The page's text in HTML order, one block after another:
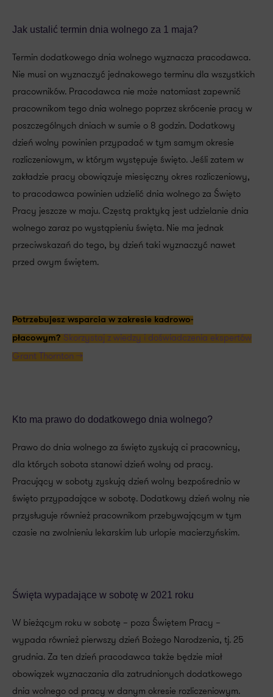
Jak ustalić termin dnia wolnego za 1 maja?
Termin dodatkowego dnia wolnego wyznacza pracodawca.
Nie musi on wyznaczyć jednakowego terminu dla wszystkich
pracowników. Pracodawca nie może natomiast zapewnić
pracownikom tego dnia wolnego poprzez skrócenie pracy w
poszczególnych dniach w sumie o 8 godzin. Dodatkowy
dzień wolny powinien przypadać w tym samym okresie
rozliczeniowym, w którym występuje święto. Jeśli zatem w
zakładzie pracy obowiązuje miesięczny okres rozliczeniowy,
to pracodawca powinien udzielić dnia wolnego za Święto
Pracy jeszcze w maju. Częstą praktyką jest udzielanie dnia
wolnego zaraz po wystąpieniu święta. Nie ma jednak
przeciwskazań do tego, by dzień taki wyznaczyć nawet
przed owym świętem.
Potrzebujesz wsparcia w zakresie kadrowo-
płacowym? Skorzystaj z wiedzy i doświadczenia ekspertów
Grant Thornton >>
Kto ma prawo do dodatkowego dnia wolnego?
Prawo do dnia wolnego za święto zyskują ci pracownicy,
dla których sobota stanowi dzień wolny od pracy.
Pracujący w soboty zyskują dzień wolny bezpośrednio w
święto przypadające w sobotę. Dodatkowy dzień wolny nie
przysługuje również pracownikom przebywającym w tym
czasie na zwolnieniu lekarskim lub urlopie macierzyńskim.
Święta wypadające w sobotę w 2021 roku
W bieżącym roku w sobotę – poza Świętem Pracy –
wypada również pierwszy dzień Bożego Narodzenia, tj. 25
grudnia. Za ten dzień pracodawca także będzie miał
obowiązek wyznaczania dla zatrudnionych dodatkowego
dnia wolnego od pracy w danym okresie rozliczeniowym.